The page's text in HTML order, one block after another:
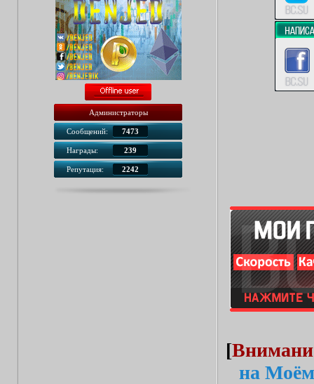
Администраторы
Сообщений: 7473
Награды: 239
Репутация: 2242
[
на